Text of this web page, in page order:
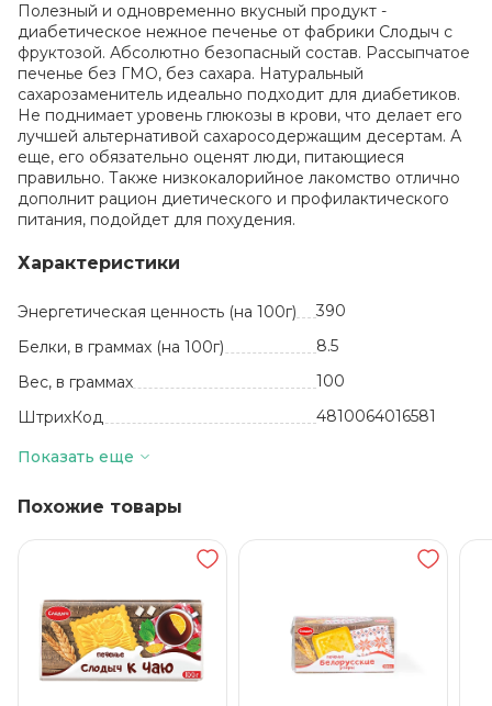
Полезный и одновременно вкусный продукт -
диабетическое нежное печенье от фабрики Слодыч с
фруктозой. Абсолютно безопасный состав. Рассыпчатое
печенье без ГМО, без сахара. Натуральный
сахарозаменитель идеально подходит для диабетиков.
Не поднимает уровень глюкозы в крови, что делает его
лучшей альтернативой сахаросодержащим десертам. А
еще, его обязательно оценят люди, питающиеся
правильно. Также низкокалорийное лакомство отлично
дополнит рацион диетического и профилактического
питания, подойдет для похудения.
Характеристики
Энергетическая ценность (на 100г)
390
Белки, в граммах (на 100г)
8.5
Вес, в граммах
100
ШтрихКод
4810064016581
Артикул
Вид
Печенье сахарное
Срок годности
10 месяцев
Температура хранения
18+-3
Показать еще
Похожие товары